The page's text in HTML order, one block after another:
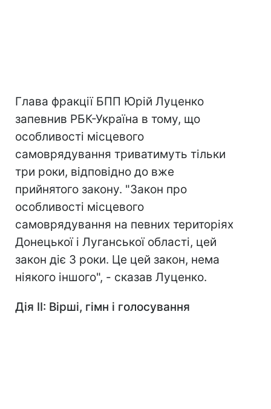
Глава фракції БПП Юрій Луценко
запевнив РБК-Україна в тому, що
особливості місцевого
самоврядування триватимуть тільки
три роки, відповідно до вже
прийнятого закону. "Закон про
особливості місцевого
самоврядування на певних територіях
Донецької і Луганської області, цей
закон діє 3 роки. Це цей закон, нема
ніякого іншого", - сказав Луценко.
Дія ІІ: Вірші, гімн і голосування